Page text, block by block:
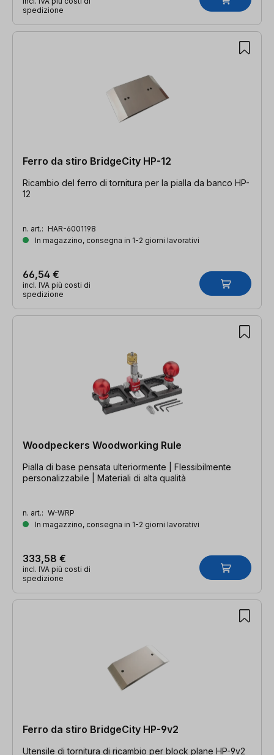
spedizione
Ferro da stiro BridgeCity HP-12
Ricambio del ferro di tornitura per la pialla da banco HP-
12
n. art.: HAR-6001198
In magazzino, consegna in 1-2 giorni lavorativi
66,54 €
incl. IVA più costi di
spedizione
Woodpeckers Woodworking Rule
Pialla di base pensata ulteriormente | Flessibilmente
personalizzabile | Materiali di alta qualità
n. art.: W-WRP
In magazzino, consegna in 1-2 giorni lavorativi
333,58 €
incl. IVA più costi di
spedizione
Ferro da stiro BridgeCity HP-9v2
Utensile di tornitura di ricambio per block plane HP-9v2